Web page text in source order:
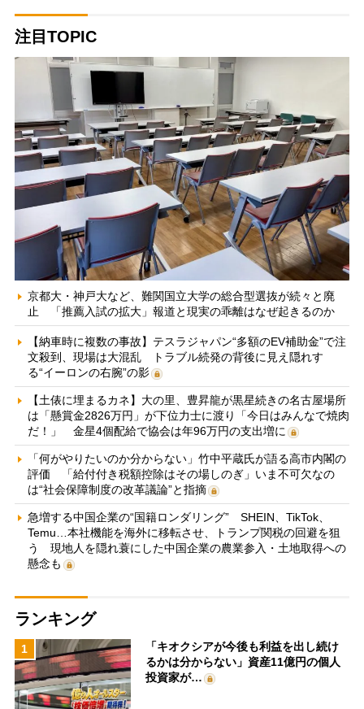
注目TOPIC
京都大・神戸大など、難関国立大学の総合型選抜が続々と廃
止 「推薦入試の拡大」報道と現実の乖離はなぜ起きるのか
【納車時に複数の事故】テスラジャパン“多額のEV補助金”で注
文殺到、現場は大混乱 トラブル続発の背後に見え隠れす
る“イーロンの右腕”の影
【土俵に埋まるカネ】大の里、豊昇龍が黒星続きの名古屋場所
は「懸賞金2826万円」が下位力士に渡り「今日はみんなで焼肉
だ！」 金星4個配給で協会は年96万円の支出増に
「何がやりたいのか分からない」竹中平蔵氏が語る高市内閣の
評価 「給付付き税額控除はその場しのぎ」いま不可欠なの
は“社会保障制度の改革議論”と指摘
急増する中国企業の“国籍ロンダリング” SHEIN、TikTok、
Temu…本社機能を海外に移転させ、トランプ関税の回避を狙
う 現地人を隠れ蓑にした中国企業の農業参入・土地取得への
懸念も
ランキング
1
「キオクシアが今後も利益を出し続け
るかは分からない」資産11億円の個人
投資家が…